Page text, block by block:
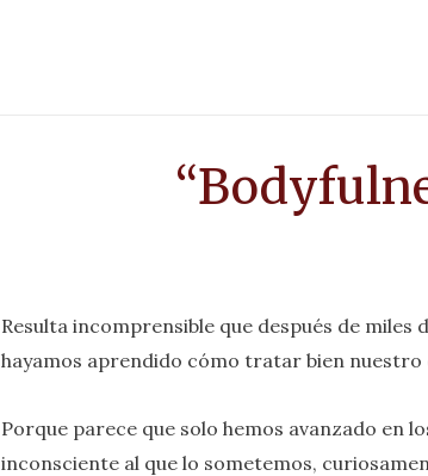
Resulta incomprensible que después de miles
hayamos aprendido cómo tratar bien nuestro
Porque parece que solo hemos avanzado en
inconsciente al que lo sometemos,